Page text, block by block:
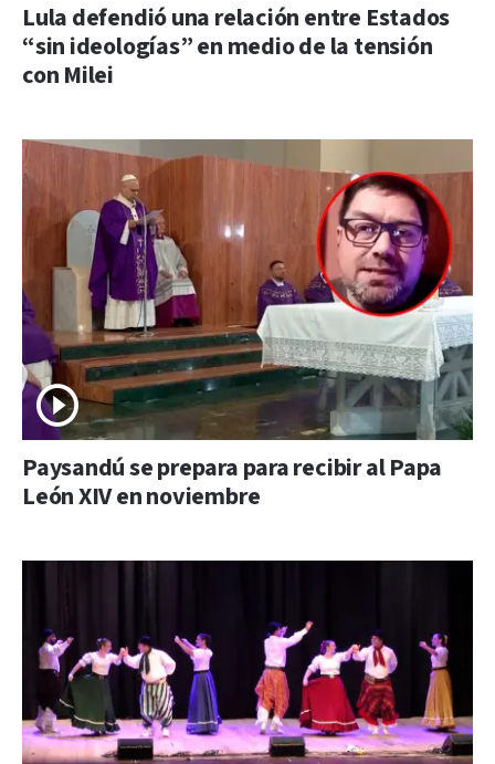
Lula defendió una relación entre Estados
“sin ideologías” en medio de la tensión
con Milei
Paysandú se prepara para recibir al Papa
León XIV en noviembre